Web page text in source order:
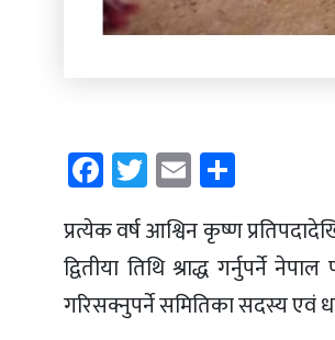
Facebook
Twitter
Email
प्रत्येक वर्ष आश्विन कृष्ण
द्वितीया तिथि श्राद्ध गर्नुपर्ने
गरिसक्नुपर्ने समितिका सदस्य एवं